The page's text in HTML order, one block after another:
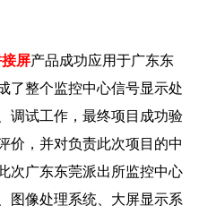
屏产品成功应用于广东东
了整个监控中心信号显示处
调试工作，最终项目成功验
价，并对负责此次项目的中
次广东东莞派出所监控中心
图像处理系统、大屏显示系